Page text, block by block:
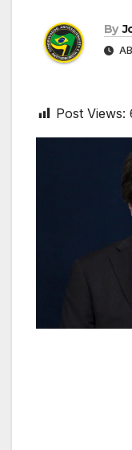
By
Post Views: